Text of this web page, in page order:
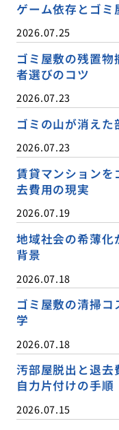
ゲーム依存とゴミ
2026.07.25
ゴミ屋敷の残置
者選びのコツ
2026.07.23
ゴミの山が消え
2026.07.23
賃貸マンションを
去費用の現実
2026.07.19
地域社会の希薄化
背景
2026.07.18
ゴミ屋敷の清掃
学
2026.07.18
汚部屋脱出と退去
自力片付けの手順
2026.07.15